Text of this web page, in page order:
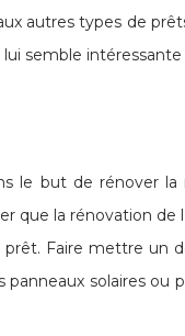
autres types de
semble
le but de rénover la
que la rénovation de
prêt. Faire mettre un
solaires ou